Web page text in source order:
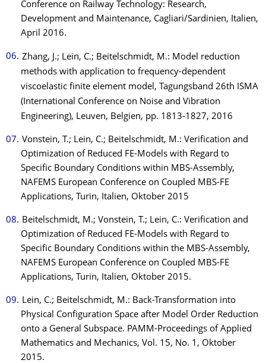
Conference on Railway Technology: Research,
Development and Maintenance, Cagliari/Sardinien, Italien,
April 2016.
Zhang, J.; Lein, C.; Beitelschmidt, M.: Model reduction
methods with application to frequency-dependent
viscoelastic finite element model, Tagungsband 26th ISMA
(International Conference on Noise and Vibration
Engineering), Leuven, Belgien, pp. 1813-1827, 2016
Vonstein, T.; Lein, C.; Beitelschmidt, M.: Verification and
Optimization of Reduced FE-Models with Regard to
Specific Boundary Conditions within MBS-Assembly,
NAFEMS European Conference on Coupled MBS-FE
Applications, Turin, Italien, Oktober 2015
Beitelschmidt, M.; Vonstein, T.; Lein, C.: Verification and
Optimization of Reduced FE-Models with Regard to
Specific Boundary Conditions within the MBS-Assembly,
NAFEMS European Conference on Coupled MBS-FE
Applications, Turin, Italien, Oktober 2015.
Lein, C.; Beitelschmidt, M.: Back-Transformation into
Physical Configuration Space after Model Order Reduction
onto a General Subspace. PAMM-Proceedings of Applied
Mathematics and Mechanics, Vol. 15, No. 1, Oktober
2015.